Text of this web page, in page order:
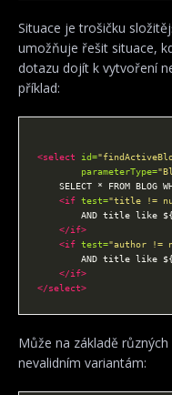
Situace je trošičku
umožňuje řešit situace,
dotazu dojít k vytvoření
příklad:
<select id=
parameterType=
<if test="title !=
</if>
<if test="author !=
</if>
</select>
Může na základě
nevalidním variantám: